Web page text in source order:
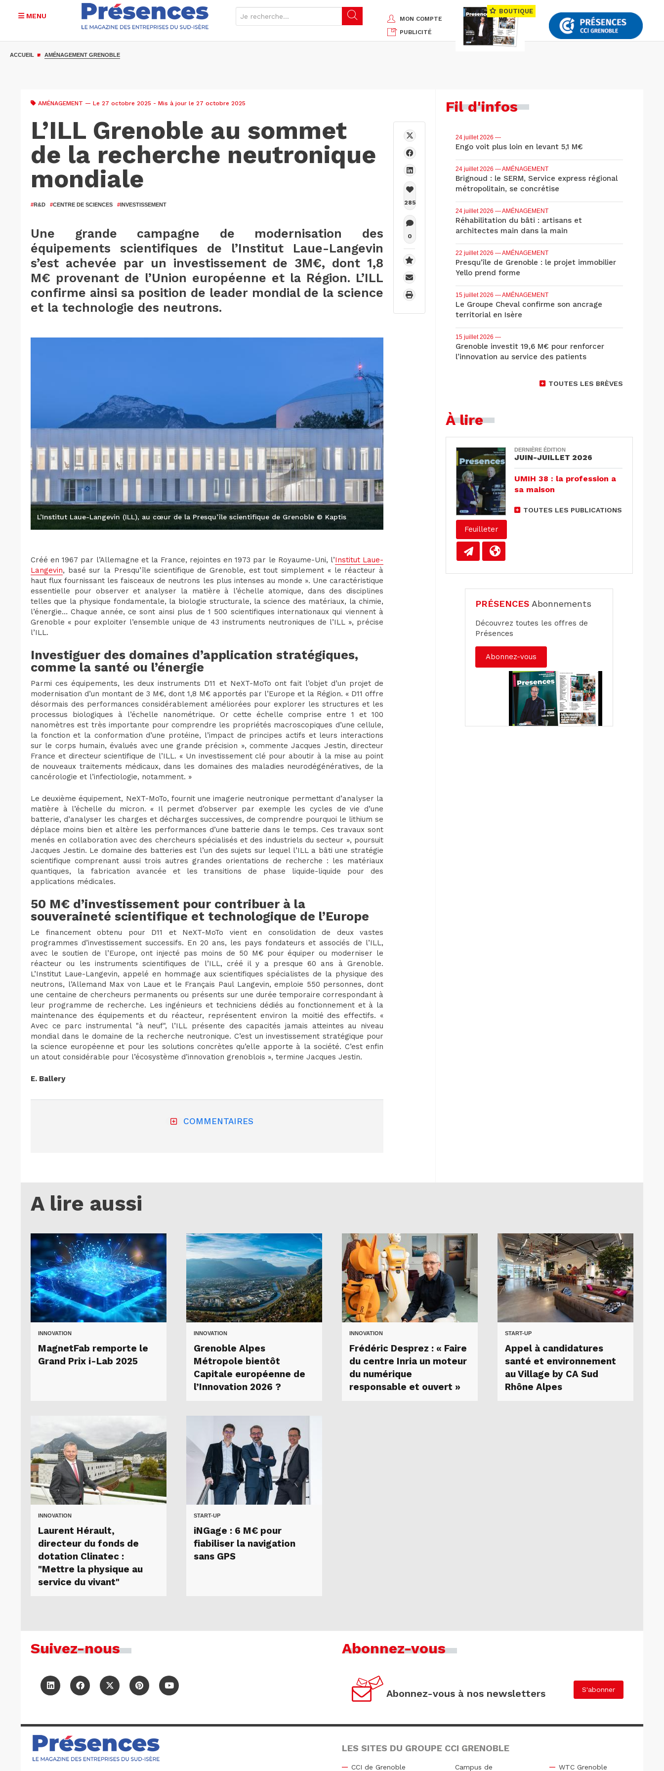
MENU
MON COMPTE
PUBLICITÉ
BOUTIQUE
ACCUEIL AMÉNAGEMENT GRENOBLE
AMÉNAGEMENT — Le 27 octobre 2025 - Mis à jour le 27 octobre 2025
L’ILL Grenoble au sommet
de la recherche neutronique
mondiale
#R&D #CENTRE DE SCIENCES #INVESTISSEMENT
Une grande campagne de modernisation des
équipements scientifiques de l’Institut Laue-Langevin
s’est achevée par un investissement de 3M€, dont 1,8
M€ provenant de l’Union européenne et la Région. L’ILL
confirme ainsi sa position de leader mondial de la science
et la technologie des neutrons.
L’Institut Laue-Langevin (ILL), au cœur de la Presqu’île scientifique de Grenoble © Kaptis
Créé en 1967 par l’Allemagne et la France, rejointes en 1973 par le Royaume-Uni, l’Institut Laue-
Langevin, basé sur la Presqu’île scientifique de Grenoble, est tout simplement « le réacteur à
haut flux fournissant les faisceaux de neutrons les plus intenses au monde ». Une caractéristique
essentielle pour observer et analyser la matière à l’échelle atomique, dans des disciplines
telles que la physique fondamentale, la biologie structurale, la science des matériaux, la chimie,
l’énergie… Chaque année, ce sont ainsi plus de 1 500 scientifiques internationaux qui viennent à
Grenoble « pour exploiter l’ensemble unique de 43 instruments neutroniques de l’ILL », précise
l’ILL.
Investiguer des domaines d’application stratégiques,
comme la santé ou l’énergie
Parmi ces équipements, les deux instruments D11 et NeXT-MoTo ont fait l’objet d’un projet de
modernisation d’un montant de 3 M€, dont 1,8 M€ apportés par l’Europe et la Région. « D11 offre
désormais des performances considérablement améliorées pour explorer les structures et les
processus biologiques à l’échelle nanométrique. Or cette échelle comprise entre 1 et 100
nanomètres est très importante pour comprendre les propriétés macroscopiques d’une cellule,
la fonction et la conformation d’une protéine, l’impact de principes actifs et leurs interactions
sur le corps humain, évalués avec une grande précision », commente Jacques Jestin, directeur
France et directeur scientifique de l’ILL. « Un investissement clé pour aboutir à la mise au point
de nouveaux traitements médicaux, dans les domaines des maladies neurodégénératives, de la
cancérologie et l’infectiologie, notamment. »
Le deuxième équipement, NeXT-MoTo, fournit une imagerie neutronique permettant d’analyser la
matière à l’échelle du micron. « Il permet d’observer par exemple les cycles de vie d’une
batterie, d’analyser les charges et décharges successives, de comprendre pourquoi le lithium se
déplace moins bien et altère les performances d’une batterie dans le temps. Ces travaux sont
menés en collaboration avec des chercheurs spécialisés et des industriels du secteur », poursuit
Jacques Jestin. Le domaine des batteries est l’un des sujets sur lequel l’ILL a bâti une stratégie
scientifique comprenant aussi trois autres grandes orientations de recherche : les matériaux
quantiques, la fabrication avancée et les transitions de phase liquide-liquide pour des
applications médicales.
50 M€ d’investissement pour contribuer à la
souveraineté scientifique et technologique de l’Europe
Le financement obtenu pour D11 et NeXT-MoTo vient en consolidation de deux vastes
programmes d’investissement successifs. En 20 ans, les pays fondateurs et associés de l’ILL,
avec le soutien de l’Europe, ont injecté pas moins de 50 M€ pour équiper ou moderniser le
réacteur ou les instruments scientifiques de l’ILL, créé il y a presque 60 ans à Grenoble.
L’Institut Laue-Langevin, appelé en hommage aux scientifiques spécialistes de la physique des
neutrons, l’Allemand Max von Laue et le Français Paul Langevin, emploie 550 personnes, dont
une centaine de chercheurs permanents ou présents sur une durée temporaire correspondant à
leur programme de recherche. Les ingénieurs et techniciens dédiés au fonctionnement et à la
maintenance des équipements et du réacteur, représentent environ la moitié des effectifs. «
Avec ce parc instrumental "à neuf", l’ILL présente des capacités jamais atteintes au niveau
mondial dans le domaine de la recherche neutronique. C’est un investissement stratégique pour
la science européenne et pour les solutions concrètes qu’elle apporte à la société. C’est enfin
un atout considérable pour l’écosystème d’innovation grenoblois », termine Jacques Jestin.
E. Ballery
COMMENTAIRES
285
0
Fil d'infos
24 juillet 2026 —
Engo voit plus loin en levant 5,1 M€
24 juillet 2026 — AMÉNAGEMENT
Brignoud : le SERM, Service express régional
métropolitain, se concrétise
24 juillet 2026 — AMÉNAGEMENT
Réhabilitation du bâti : artisans et
architectes main dans la main
22 juillet 2026 — AMÉNAGEMENT
Presqu'île de Grenoble : le projet immobilier
Yello prend forme
15 juillet 2026 — AMÉNAGEMENT
Le Groupe Cheval confirme son ancrage
territorial en Isère
15 juillet 2026 —
Grenoble investit 19,6 M€ pour renforcer
l’innovation au service des patients
TOUTES LES BRÈVES
À lire
Feuilleter
DERNIÈRE ÉDITION
JUIN-JUILLET 2026
UMIH 38 : la profession a
sa maison
TOUTES LES PUBLICATIONS
PRÉSENCES Abonnements
Découvrez toutes les offres de
Présences
Abonnez-vous
A lire aussi
INNOVATION
MagnetFab remporte le
Grand Prix i-Lab 2025
INNOVATION
Grenoble Alpes
Métropole bientôt
Capitale européenne de
l’Innovation 2026 ?
INNOVATION
Frédéric Desprez : « Faire
du centre Inria un moteur
du numérique
responsable et ouvert »
START-UP
Appel à candidatures
santé et environnement
au Village by CA Sud
Rhône Alpes
INNOVATION
Laurent Hérault,
directeur du fonds de
dotation Clinatec :
"Mettre la physique au
service du vivant"
START-UP
iNGage : 6 M€ pour
fiabiliser la navigation
sans GPS
Suivez-nous Abonnez-vous
Abonnez-vous à nos newsletters S'abonner
LES SITES DU GROUPE CCI GRENOBLE
CCI de Grenoble Campus de WTC Grenoble